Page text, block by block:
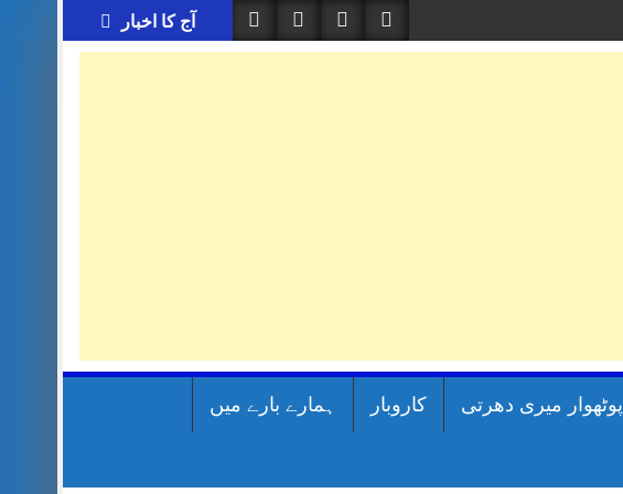
آج کا اخبار
پوٹھوار میری دھرتی کاروبار ہمارے بارے میں